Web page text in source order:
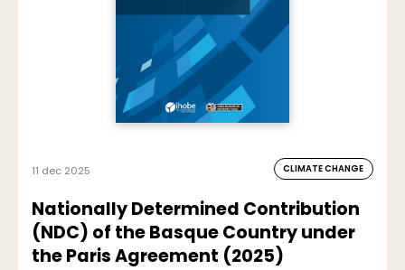
11 dec 2025 CLIMATE CHANGE
Nationally Determined Contribution
(NDC) of the Basque Country under
the Paris Agreement (2025)